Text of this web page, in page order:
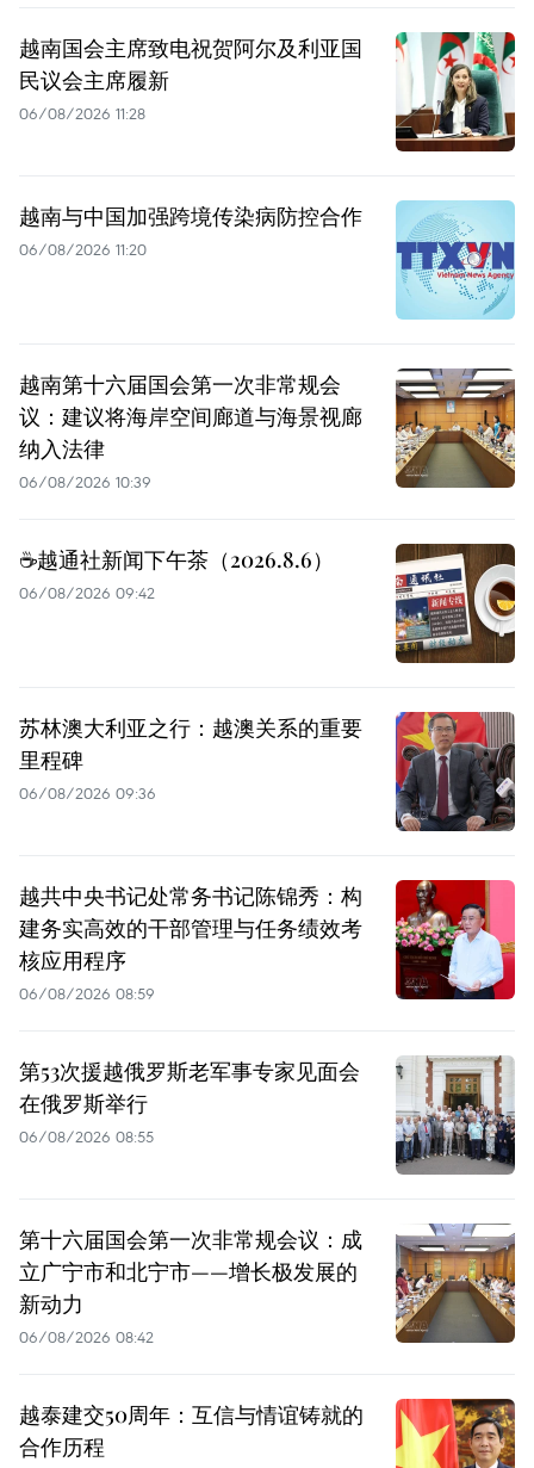
越南国会主席致电祝贺阿尔及利亚国
民议会主席履新
06/08/2026 11:28
越南与中国加强跨境传染病防控合作
06/08/2026 11:20
越南第十六届国会第一次非常规会
议：建议将海岸空间廊道与海景视廊
纳入法律
06/08/2026 10:39
☕️越通社新闻下午茶（2026.8.6）
06/08/2026 09:42
苏林澳大利亚之行：越澳关系的重要
里程碑
06/08/2026 09:36
越共中央书记处常务书记陈锦秀：构
建务实高效的干部管理与任务绩效考
核应用程序
06/08/2026 08:59
第53次援越俄罗斯老军事专家见面会
在俄罗斯举行
06/08/2026 08:55
第十六届国会第一次非常规会议：成
立广宁市和北宁市——增长极发展的
新动力
06/08/2026 08:42
越泰建交50周年：互信与情谊铸就的
合作历程